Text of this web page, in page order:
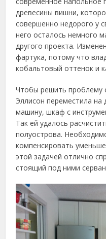
древесины вишни,
совершенно недорого у
него осталось немного
другого проекта.
фартука, потому что
кобальтовый оттенок и
Чтобы решить проблему
Эллисон переместила на
машину, шкаф с
Так ей удалось
полуострова.
компенсировать
этой задачей отлично
стоящий под ними